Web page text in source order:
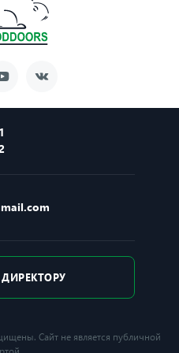
Сайт не является публичной